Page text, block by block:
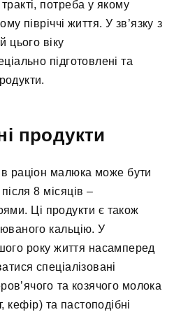
потреба у якому
півріччі життя. У зв’язку з
цього віку
підготовлені та
продукти
раціон малюка може бути
8 місяців –
Ці продукти є також
кальцію. У
року життя насамперед
спеціалізовані
та козячого молока
кефір) та пастоподібні